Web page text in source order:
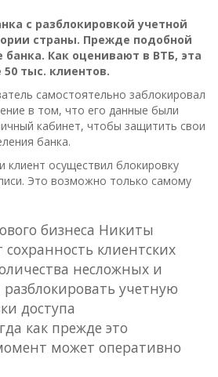
с разблокировкой учетной
страны. Прежде подобной
Как оценивают в ВТБ, эта
тыс. клиентов.
самостоятельно заблокировал
в том, что его данные были
кабинет, чтобы защитить свои
банка.
клиент осуществил блокировку
Это возможно только самому
бизнеса Никиты
клиентских
несложных и
учетную
доступа
как прежде это
может оперативно